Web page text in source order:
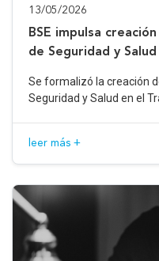
13/05/2026
BSE impulsa
de Seguridad y
Se formalizó la creación
Seguridad y Salud en el
leer más +